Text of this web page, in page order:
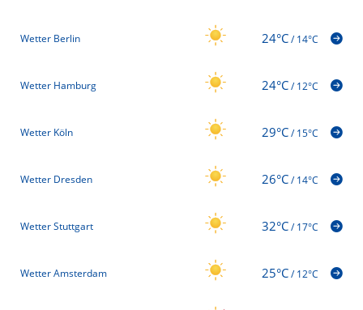
Wetter Berlin 24°C/14°C
Wetter Hamburg 24°C/12°C
Wetter Köln 29°C/15°C
Wetter Dresden 26°C/14°C
Wetter Stuttgart 32°C/17°C
Wetter Amsterdam 25°C/12°C